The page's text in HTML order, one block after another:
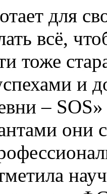
для
всё,
тоже
и
–
они